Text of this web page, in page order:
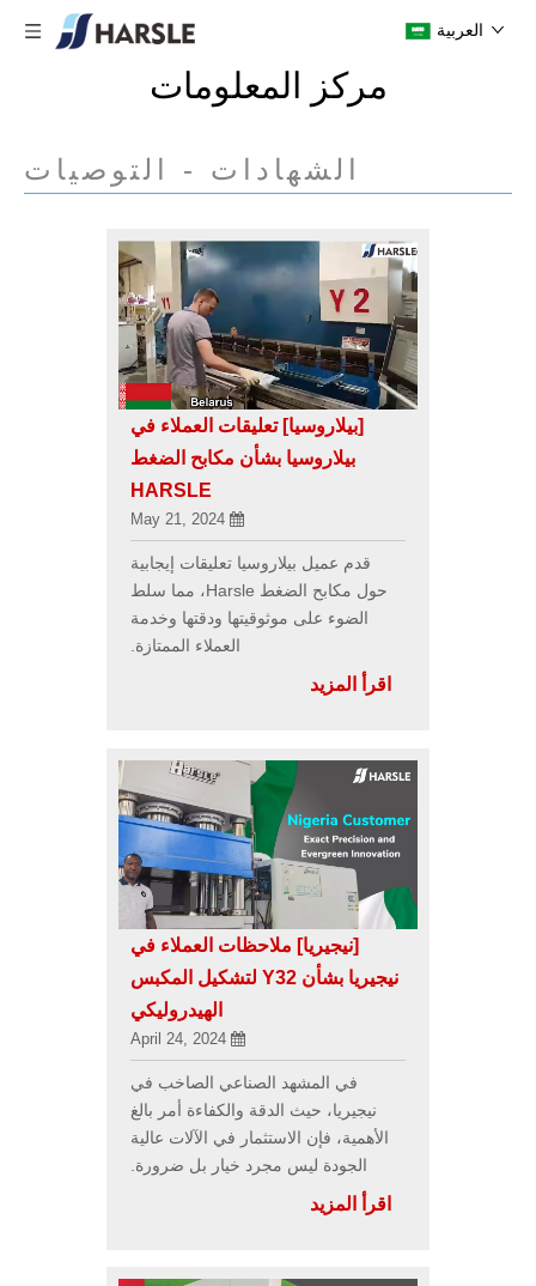
العربية
مركز المعلومات
الشهادات - التوصيات
[بيلاروسيا] تعليقات العملاء في
بيلاروسيا بشأن مكابح الضغط
HARSLE
قدم عميل بيلاروسيا تعليقات إيجابية
حول مكابح الضغط Harsle، مما سلط
الضوء على موثوقيتها ودقتها وخدمة
العملاء الممتازة.
اقرأ المزيد
[نيجيريا] ملاحظات العملاء في
نيجيريا بشأن Y32 لتشكيل المكبس
الهيدروليكي
في المشهد الصناعي الصاخب في
نيجيريا، حيث الدقة والكفاءة أمر بالغ
الأهمية، فإن الاستثمار في الآلات عالية
الجودة ليس مجرد خيار بل ضرورة.
اقرأ المزيد